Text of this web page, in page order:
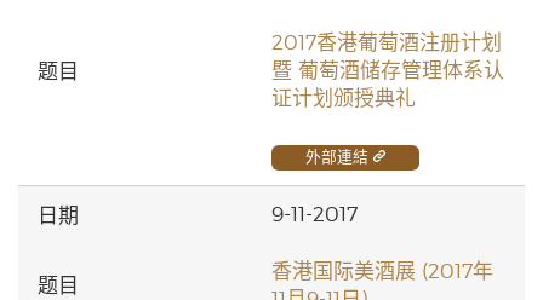
2017香港葡萄酒注册计划
暨 葡萄酒储存管理体系认
证计划颁授典礼
外部連結
9-11-2017
香港国际美酒展 (2017年